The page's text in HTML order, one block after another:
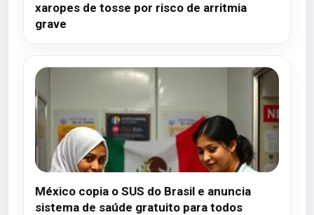
xaropes de tosse por risco de arritmia
grave
México copia o SUS do Brasil e anuncia
sistema de saúde gratuito para todos